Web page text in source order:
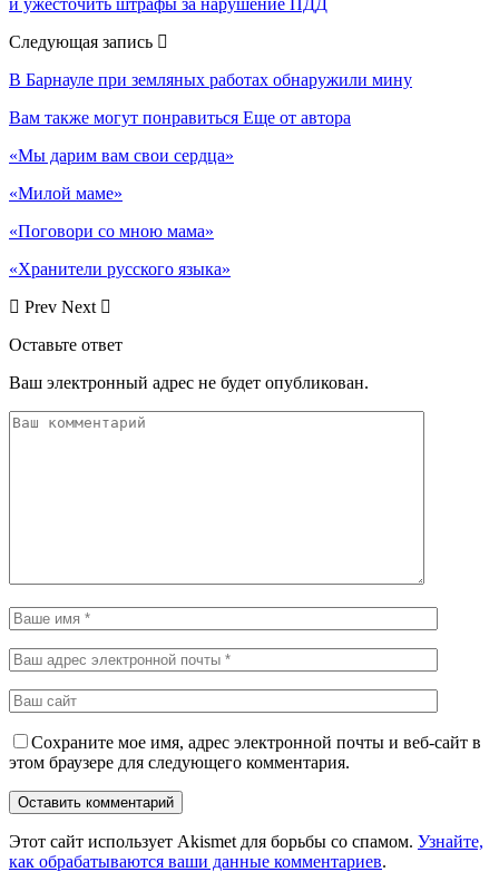
Следующая запись
В Барнауле при земляных работах обнаружили мину
Вам также могут понравиться Еще от автора
«Мы дарим вам свои сердца»
«Милой маме»
«Поговори со мною мама»
«Хранители русского языка»
Prev Next
Оставьте ответ
Ваш электронный адрес не будет опубликован.
Сохраните мое имя, адрес электронной почты и веб-сайт в
этом браузере для следующего комментария.
Этот сайт использует Akismet для борьбы со спамом. Узнайте,
как обрабатываются ваши данные комментариев.